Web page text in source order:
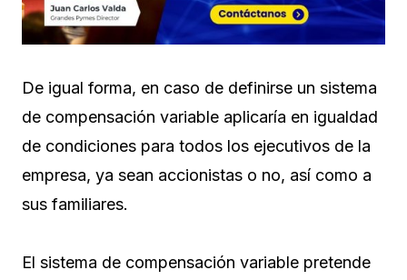
De igual forma, en caso de definirse un sistema
de compensación variable aplicaría en igualdad
de condiciones para todos los ejecutivos de la
empresa, ya sean accionistas o no, así como a
sus familiares.
El sistema de compensación variable pretende